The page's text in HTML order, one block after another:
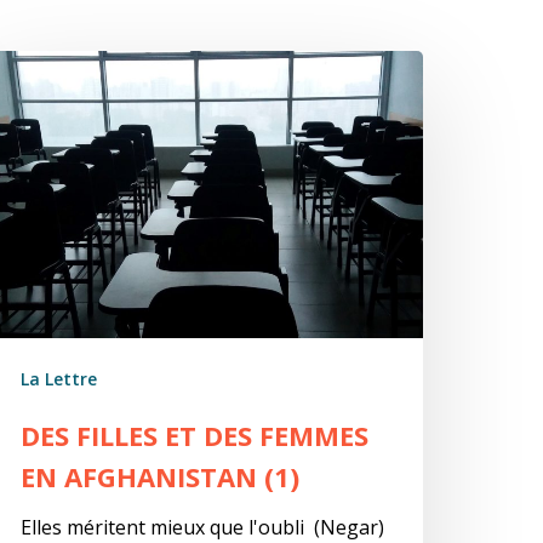
La Lettre
DES FILLES ET DES FEMMES
EN AFGHANISTAN (1)
Elles méritent mieux que l'oubli (Negar)